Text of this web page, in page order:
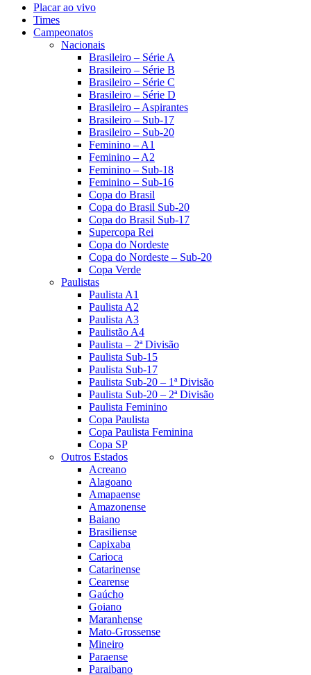
Placar ao vivo
Times
Campeonatos
Nacionais
Brasileiro – Série A
Brasileiro – Série B
Brasileiro – Série C
Brasileiro – Série D
Brasileiro – Aspirantes
Brasileiro – Sub-17
Brasileiro – Sub-20
Feminino – A1
Feminino – A2
Feminino – Sub-18
Feminino – Sub-16
Copa do Brasil
Copa do Brasil Sub-20
Copa do Brasil Sub-17
Supercopa Rei
Copa do Nordeste
Copa do Nordeste – Sub-20
Copa Verde
Paulistas
Paulista A1
Paulista A2
Paulista A3
Paulistão A4
Paulista – 2ª Divisão
Paulista Sub-15
Paulista Sub-17
Paulista Sub-20 – 1ª Divisão
Paulista Sub-20 – 2ª Divisão
Paulista Feminino
Copa Paulista
Copa Paulista Feminina
Copa SP
Outros Estados
Acreano
Alagoano
Amapaense
Amazonense
Baiano
Brasiliense
Capixaba
Carioca
Catarinense
Cearense
Gaúcho
Goiano
Maranhense
Mato-Grossense
Mineiro
Paraense
Paraibano